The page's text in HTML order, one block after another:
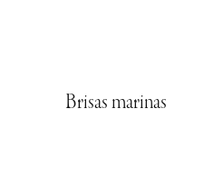
Brisas marinas